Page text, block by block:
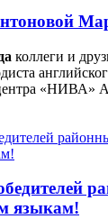
коллеги и
«НИВА»
языкам!